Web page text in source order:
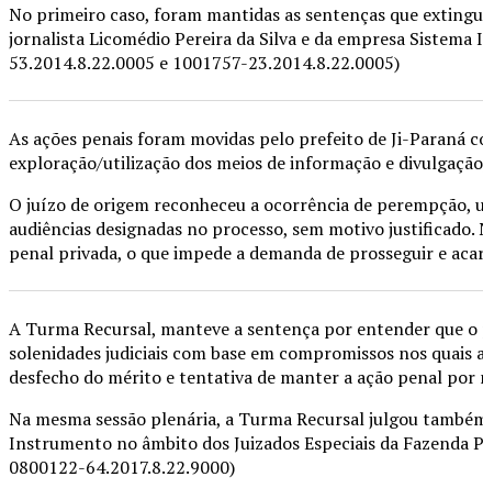
No primeiro caso, foram mantidas as sentenças que
jornalista Licomédio Pereira da Silva e da empresa
53.2014.8.22.0005 e 1001757-23.2014.8.22.0005)
As ações penais foram movidas pelo prefeito de Ji-
exploração/utilização dos meios de informação e
O juízo de origem reconheceu a ocorrência de
audiências designadas no processo, sem motivo
penal privada, o que impede a demanda de prosseguir e
A Turma Recursal, manteve a sentença por entender que
solenidades judiciais com base em compromissos nos
desfecho do mérito e tentativa de manter a ação penal por
Na mesma sessão plenária, a Turma Recursal julgou
Instrumento no âmbito dos Juizados Especiais da Fazenda
0800122-64.2017.8.22.9000)